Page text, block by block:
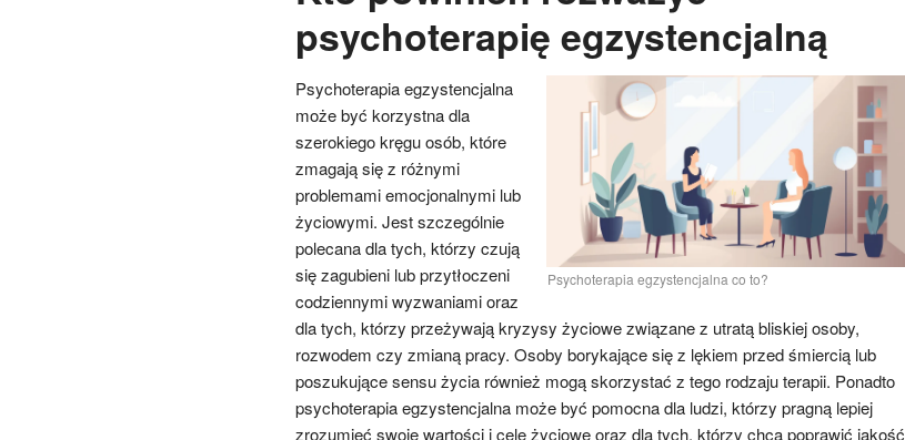
psychoterapię egzystencjalną
Psychoterapia egzystencjalna co to?
Psychoterapia egzystencjalna
może być korzystna dla
szerokiego kręgu osób, które
zmagają się z różnymi
problemami emocjonalnymi lub
życiowymi. Jest szczególnie
polecana dla tych, którzy czują
się zagubieni lub przytłoczeni
codziennymi wyzwaniami oraz
dla tych, którzy przeżywają kryzysy życiowe związane z utratą bliskiej osoby,
rozwodem czy zmianą pracy. Osoby borykające się z lękiem przed śmiercią lub
poszukujące sensu życia również mogą skorzystać z tego rodzaju terapii. Ponadto
psychoterapia egzystencjalna może być pomocna dla ludzi, którzy pragną lepiej
zrozumieć swoje wartości i cele życiowe oraz dla tych, którzy chcą poprawić jakość